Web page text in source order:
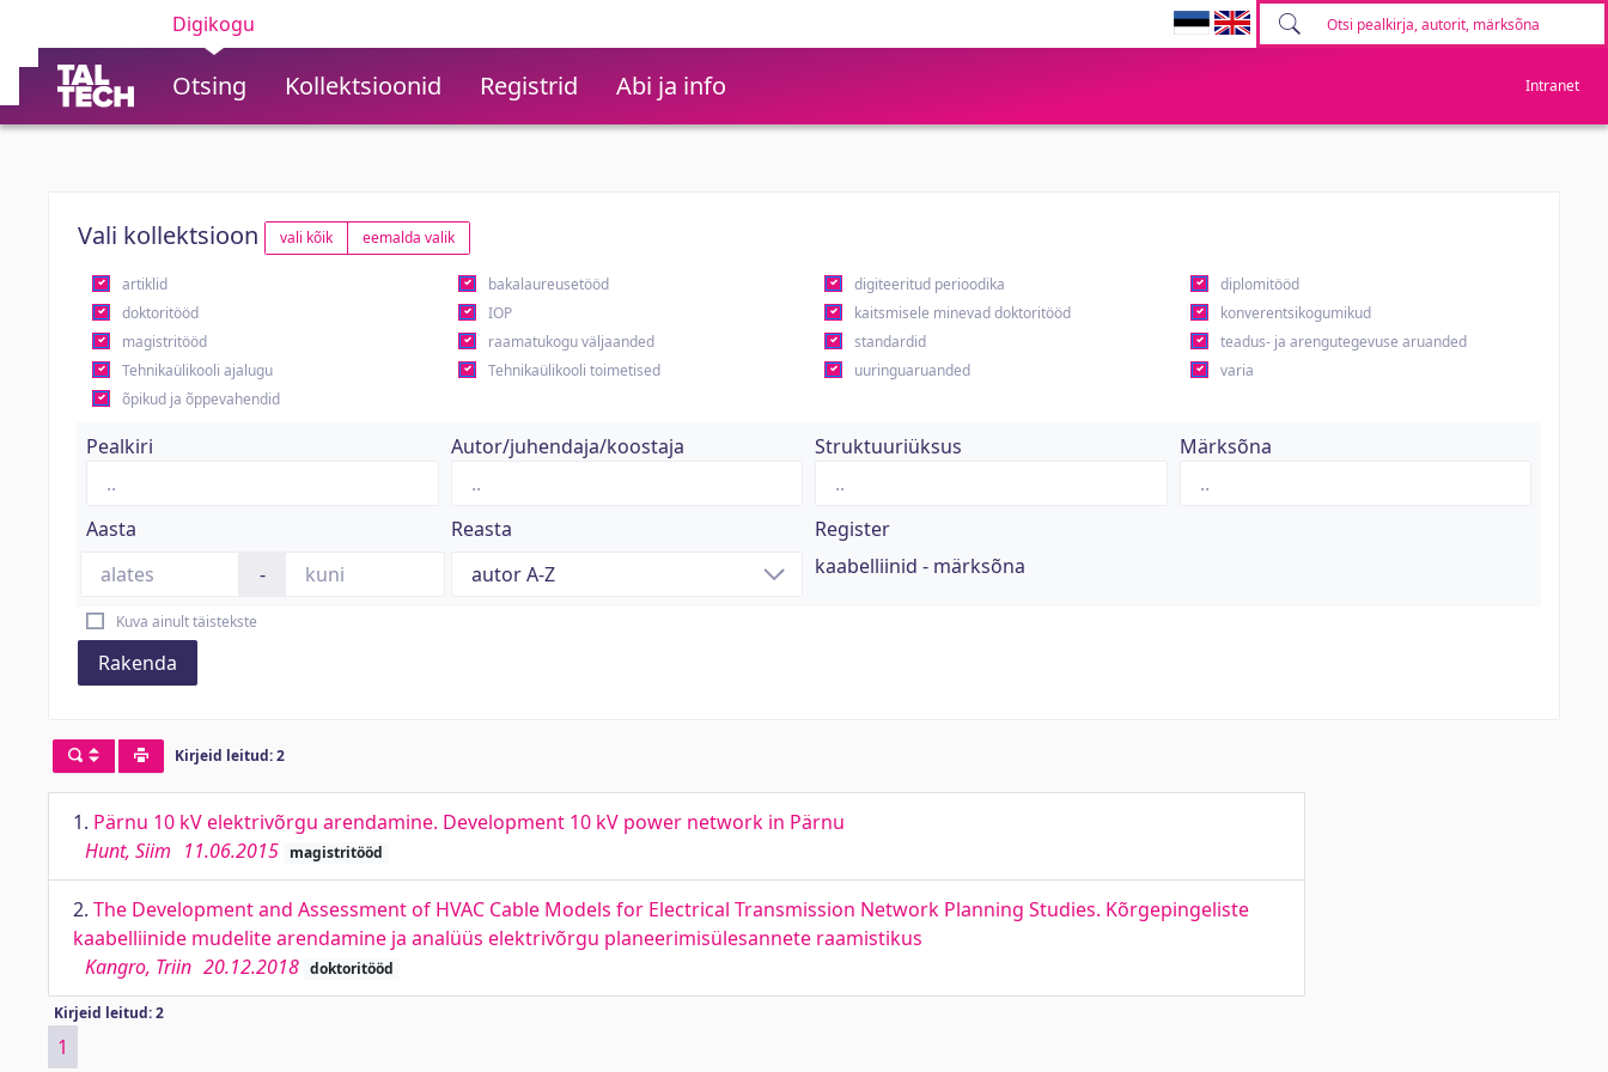
Digikogu
Otsing Kollektsioonid Registrid Abi ja info Intranet
Vali kollektsioon vali kõik eemalda valik
artiklid bakalaureusetööd digiteeritud perioodika
diplomitööd
doktoritööd
IOP kaitsmisele minevad doktoritööd
konverentsikogumikud
magistritööd
raamatukogu väljaanded standardid
teadus- ja arengutegevuse aruanded
Tehnikaülikooli ajalugu
Tehnikaülikooli toimetised uuringuaruanded
varia
õpikud ja õppevahendid
Pealkiri Autor/juhendaja/koostaja Struktuuriüksus Märksõna
Aasta
-
Reasta
Register
kaabelliinid - märksõna
Kuva ainult täistekste
Rakenda
Kirjeid leitud: 2
1. Pärnu 10 kV elektrivõrgu arendamine. Development 10 kV power network in Pärnu
Hunt, Siim 11.06.2015 magistritööd
2. The Development and Assessment of HVAC Cable Models for Electrical Transmission Network Planning Studies. Kõrgepingeliste
kaabelliinide mudelite arendamine ja analüüs elektrivõrgu planeerimisülesannete raamistikus
Kangro, Triin 20.12.2018 doktoritööd
Kirjeid leitud: 2
1